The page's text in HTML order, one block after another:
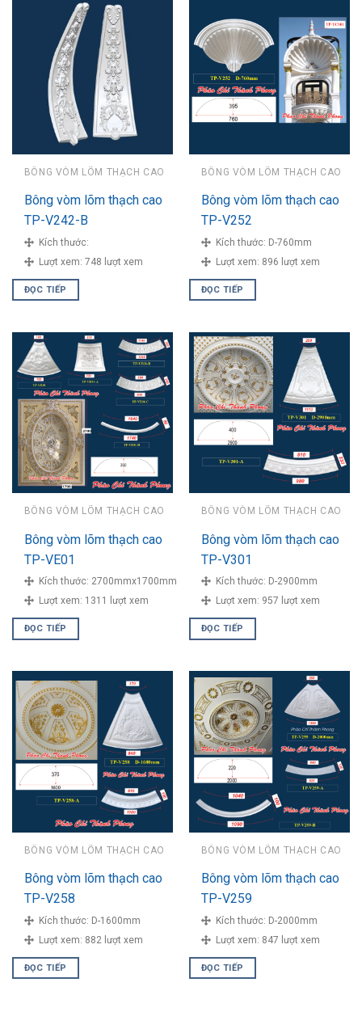
BÔNG VÒM LÕM THẠCH CAO
Bông vòm lõm thạch cao
TP-V242-B
Kích thước:
Lượt xem: 748 lượt xem
ĐỌC TIẾP
BÔNG VÒM LÕM THẠCH CAO
Bông vòm lõm thạch cao
TP-V252
Kích thước: D-760mm
Lượt xem: 896 lượt xem
ĐỌC TIẾP
BÔNG VÒM LÕM THẠCH CAO
Bông vòm lõm thạch cao
TP-VE01
Kích thước: 2700mmx1700mm
Lượt xem: 1311 lượt xem
ĐỌC TIẾP
BÔNG VÒM LÕM THẠCH CAO
Bông vòm lõm thạch cao
TP-V301
Kích thước: D-2900mm
Lượt xem: 957 lượt xem
ĐỌC TIẾP
BÔNG VÒM LÕM THẠCH CAO
Bông vòm lõm thạch cao
TP-V258
Kích thước: D-1600mm
Lượt xem: 882 lượt xem
ĐỌC TIẾP
BÔNG VÒM LÕM THẠCH CAO
Bông vòm lõm thạch cao
TP-V259
Kích thước: D-2000mm
Lượt xem: 847 lượt xem
ĐỌC TIẾP